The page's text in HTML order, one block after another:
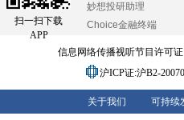
扫一扫下载
APP
妙想投研助理
Choice金融终端
信息网络传播视听节目许可证
沪ICP证:沪B2-
关于我们 可持续